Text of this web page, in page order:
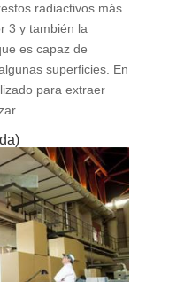
radiactivos más
3 y también la
es capaz de
superficies. En
para extraer